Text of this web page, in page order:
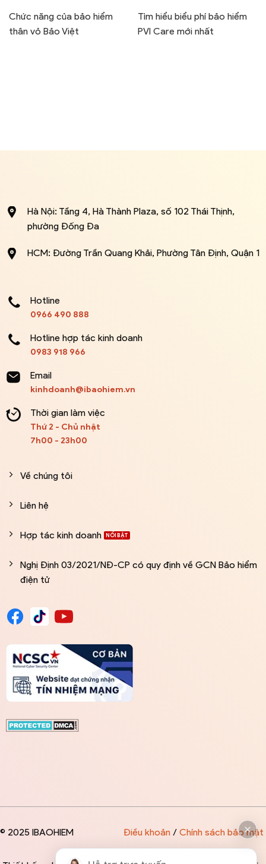
Chức năng của bảo hiểm
thân vỏ Bảo Việt
Tìm hiểu biểu phí bảo hiểm
PVI Care mới nhất
Hà Nội: Tầng 4, Hà Thành Plaza, số 102 Thái Thịnh,
phường Đống Đa
HCM: Đường Trần Quang Khải, Phường Tân Định, Quận 1
Hotline
0966 490 888
Hotline hợp tác kinh doanh
0983 918 966
Email
kinhdoanh@ibaohiem.vn
Thời gian làm việc
Thứ 2 - Chủ nhật
7h00 - 23h00
Về chúng tôi
Liên hệ
Hợp tác kinh doanh
Nghị Định 03/2021/NĐ-CP có quy định về GCN Bảo hiểm
điện tử
© 2025 IBAOHIEM Điều khoản/ Chính sách bảo mật